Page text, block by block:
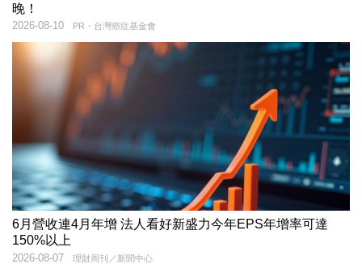
晚！
PR・台灣癌症基金會
2026-08-10
6月營收連4月年增 法人看好新盛力今年EPS年增率可達
150%以上
理財周刊／新聞中心
2026-08-07